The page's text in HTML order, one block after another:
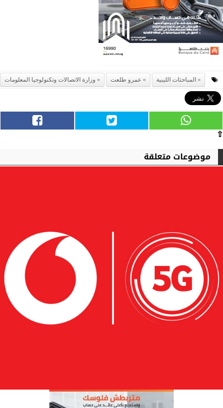
المباحثات الليبية عمرو طلعت وزارة الاتصالات وتكنولوجيا المعلومات
⇧
موضوعات متعلقة